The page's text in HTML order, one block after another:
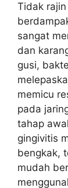
Tidak
sangat
dan
gusi,
memicu
pada
tahap
gingivitis
bengkak,
mudah